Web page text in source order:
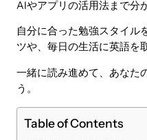
AIやアプリの活用法まで分
自分に合った勉強スタイル
ツや、毎日の生活に英語を
一緒に読み進めて、あなた
う。
Table of Contents